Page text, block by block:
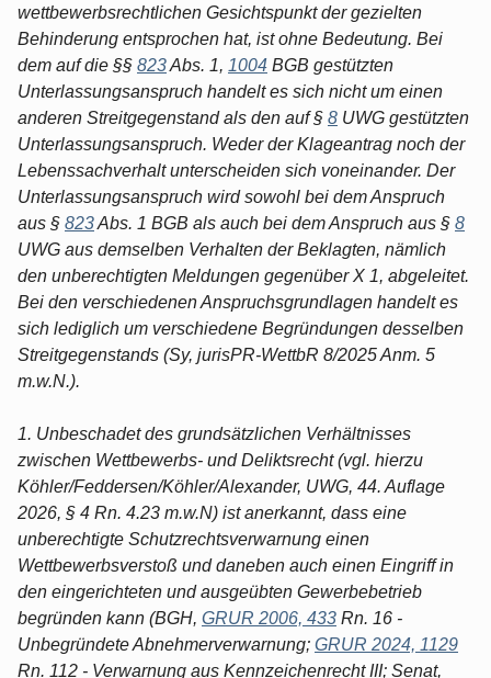
wettbewerbsrechtlichen Gesichtspunkt der gezielten
Behinderung entsprochen hat, ist ohne Bedeutung. Bei
dem auf die §§ 823Abs. 1, 1004 BGB gestützten
Unterlassungsanspruch handelt es sich nicht um einen
anderen Streitgegenstand als den auf § 8 UWG gestützten
Unterlassungsanspruch. Weder der Klageantrag noch der
Lebenssachverhalt unterscheiden sich voneinander. Der
Unterlassungsanspruch wird sowohl bei dem Anspruch
aus § 823Abs. 1 BGB als auch bei dem Anspruch aus § 8
UWG aus demselben Verhalten der Beklagten, nämlich
den unberechtigten Meldungen gegenüber X 1, abgeleitet.
Bei den verschiedenen Anspruchsgrundlagen handelt es
sich lediglich um verschiedene Begründungen desselben
Streitgegenstands (Sy, jurisPR-WettbR 8/2025 Anm. 5
m.w.N.).
1. Unbeschadet des grundsätzlichen Verhältnisses
zwischen Wettbewerbs- und Deliktsrecht (vgl. hierzu
Köhler/Feddersen/Köhler/Alexander, UWG, 44. Auflage
2026, § 4 Rn. 4.23 m.w.N) ist anerkannt, dass eine
unberechtigte Schutzrechtsverwarnung einen
Wettbewerbsverstoß und daneben auch einen Eingriff in
den eingerichteten und ausgeübten Gewerbebetrieb
begründen kann (BGH, GRUR 2006, 433 Rn. 16 -
Unbegründete Abnehmerverwarnung; GRUR 2024, 1129
Rn. 112 - Verwarnung aus Kennzeichenrecht III; Senat,